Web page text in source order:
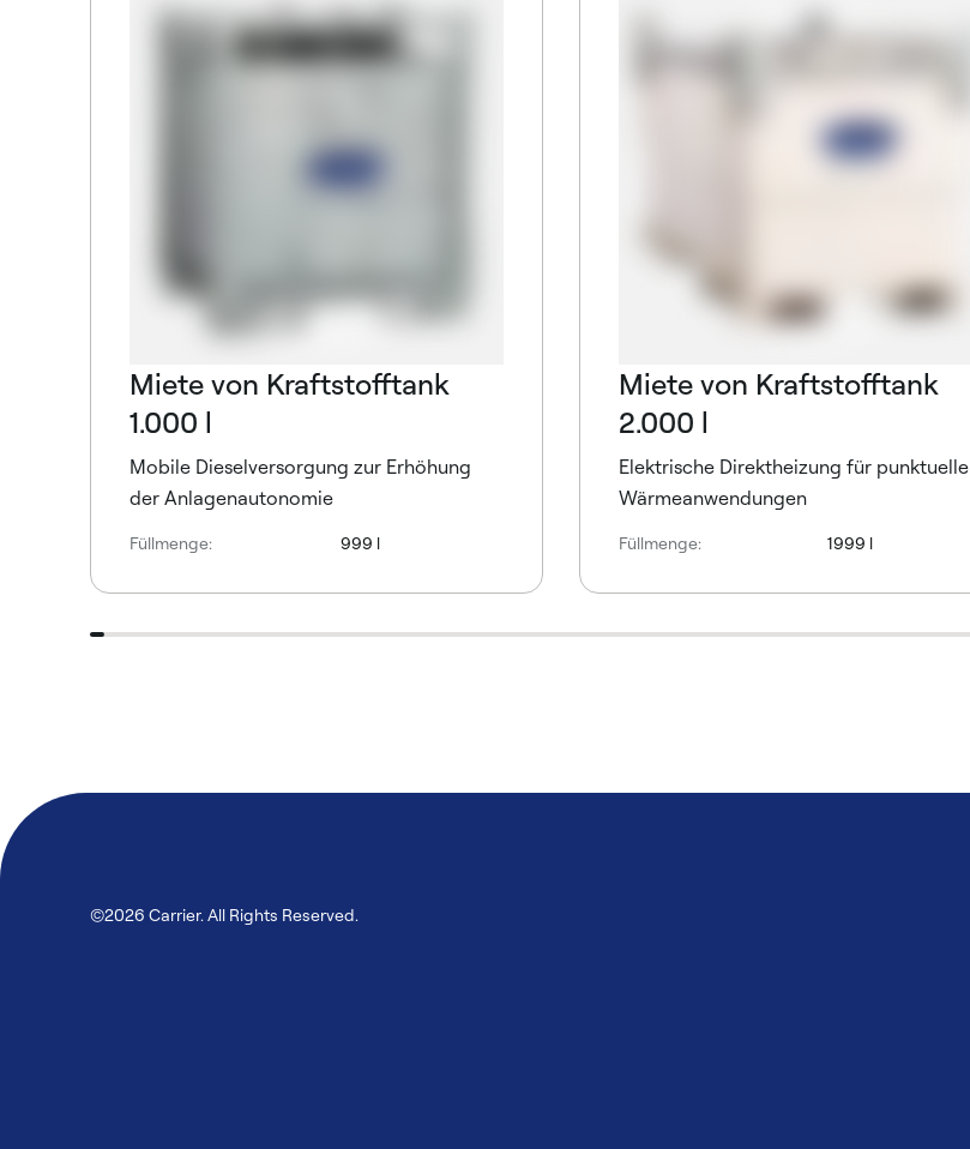
Miete von Kraftstofftank
1.000 l
Mobile Dieselversorgung zur Erhöhung
der Anlagenautonomie
Füllmenge: 999 l
Miete von Kraftstofftank
2.000 l
Elektrische Direktheizung für punktuelle
Wärmeanwendungen
Füllmenge: 1999 l
©2026 Carrier. All Rights Reserved.